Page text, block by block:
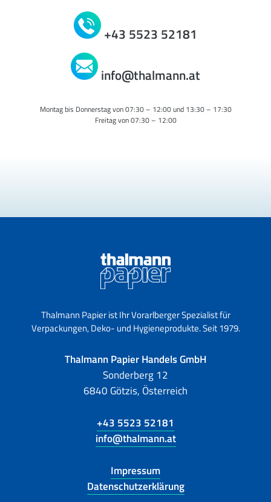
+43 5523 52181
info@thalmann.at
Montag bis Donnerstag von 07:30 – 12:00 und 13:30 – 17:30
Freitag von 07:30 – 12:00
Thalmann Papier ist Ihr Vorarlberger Spezialist für
Verpackungen, Deko- und Hygieneprodukte. Seit 1979.
Thalmann Papier Handels GmbH
Sonderberg 12
6840 Götzis, Österreich
+43 5523 52181
info@thalmann.at
Impressum
Datenschutzerklärung